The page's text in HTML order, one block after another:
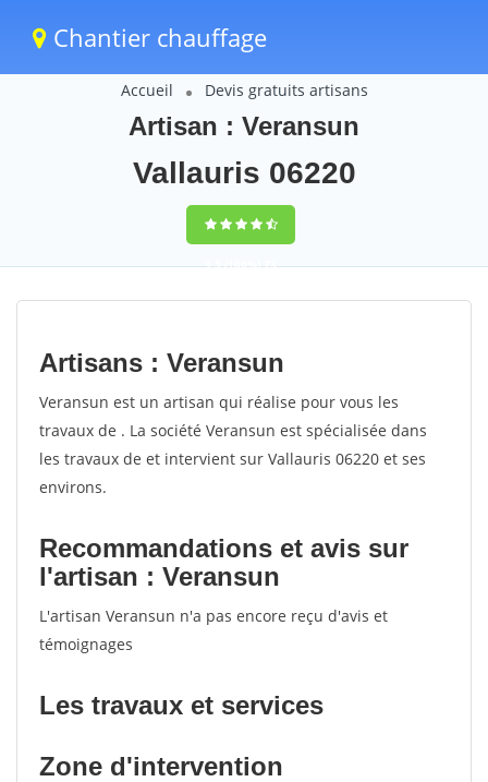
Chantier chauffage
Accueil Devis gratuits artisans
Artisan : Veransun
Vallauris 06220
9,5(100%)73
votes
Artisans : Veransun
Veransun est un artisan qui réalise pour vous les
travaux de . La société Veransun est spécialisée dans
les travaux de et intervient sur Vallauris 06220 et ses
environs.
Recommandations et avis sur
l'artisan : Veransun
L'artisan Veransun n'a pas encore reçu d'avis et
témoignages
Les travaux et services
Zone d'intervention